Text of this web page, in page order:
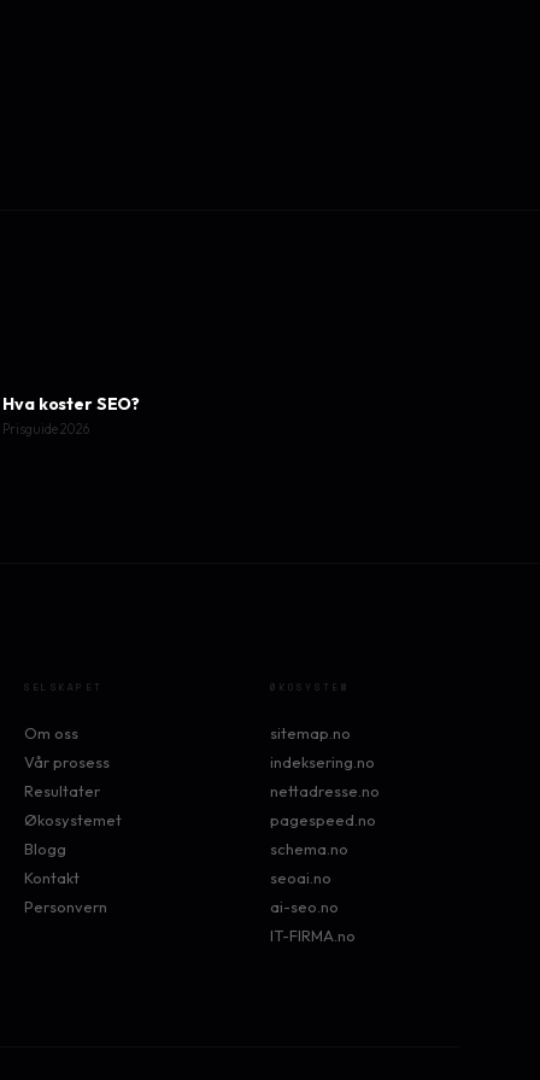
Hva koster SEO?
Prisguide 2026
SELSKAPET
Om oss
Vår prosess
Resultater
Økosystemet
Blogg
Kontakt
Personvern
ØKOSYSTEM
sitemap.no
indeksering.no
nettadresse.no
pagespeed.no
schema.no
seoai.no
ai-seo.no
IT-FIRMA.no